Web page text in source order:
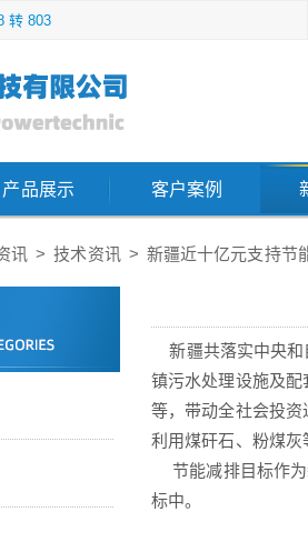
转 803
产品展示 客户案例
讯 > 技术资讯 > 新疆近十亿元支持节
新疆共落实中央和
镇污水处理设施及
等，带动全社会投
利用煤矸石、粉煤
节能减排目标作为
标中。